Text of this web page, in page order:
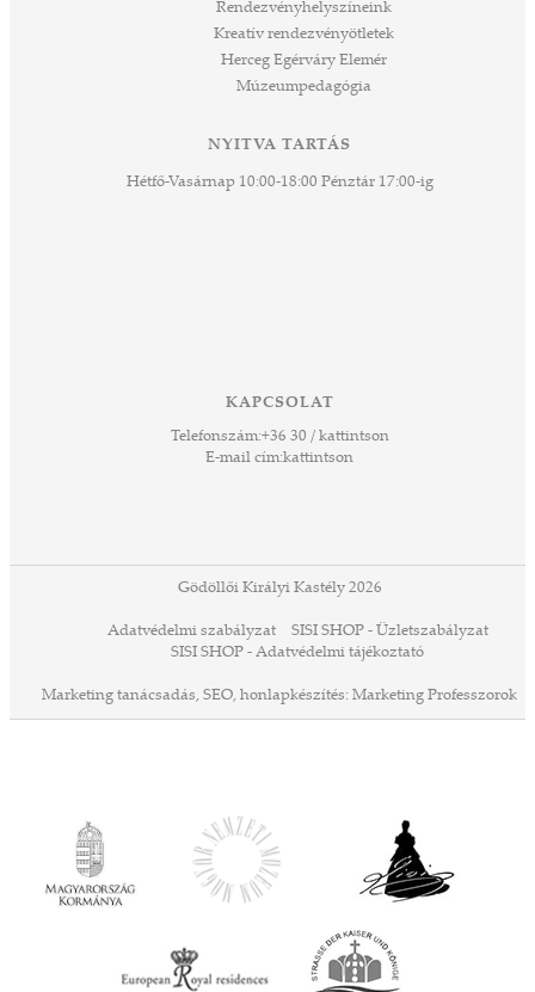
Rendezvényhelyszíneink
Kreatív rendezvényötletek
Herceg Egérváry Elemér
Múzeumpedagógia
NYITVA TARTÁS
Hétfő-Vasárnap 10:00-18:00 Pénztár 17:00-ig
KAPCSOLAT
Telefonszám:+36 30 / kattintson
E-mail cím:kattintson
Gödöllői Királyi Kastély 2026
Adatvédelmi szabályzat
SISI SHOP - Üzletszabályzat
SISI SHOP - Adatvédelmi tájékoztató
Marketing tanácsadás, SEO, honlapkészítés: Marketing Professzorok